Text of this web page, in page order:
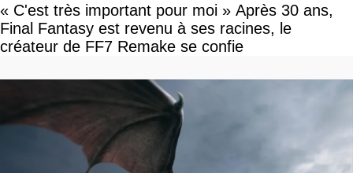
« C'est très important pour moi » Après 30 ans,
Final Fantasy est revenu à ses racines, le
créateur de FF7 Remake se confie